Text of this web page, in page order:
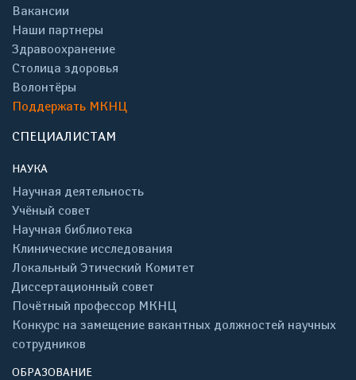
Вакансии
Наши партнеры
Здравоохранение
Столица здоровья
Волонтёры
Поддержать МКНЦ
СПЕЦИАЛИСТАМ
НАУКА
Научная деятельность
Учёный совет
Научная библиотека
Клинические исследования
Локальный Этический Комитет
Диссертационный совет
Почётный профессор МКНЦ
Конкурс на замещение вакантных должностей научных
сотрудников
ОБРАЗОВАНИЕ